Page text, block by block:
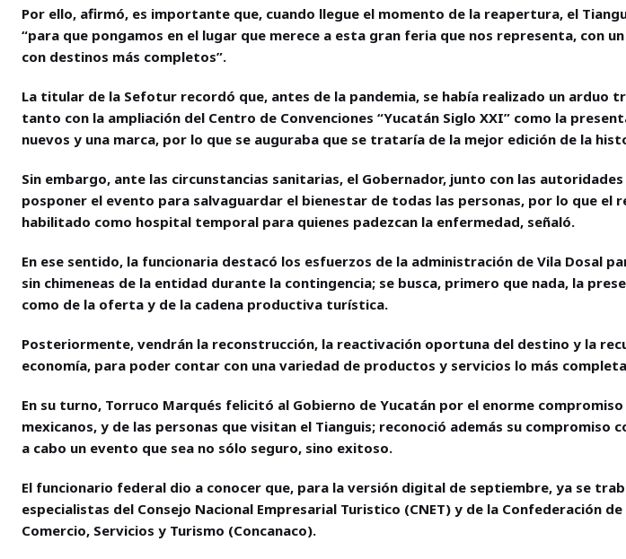
Por ello, afirmó, es importante que, cuando llegue el momento de la reapertura, el
“para que pongamos en el lugar que merece a esta gran feria que nos representa, con
con destinos más completos”.
La titular de la Sefotur recordó que, antes de la pandemia, se había realizado un arduo
tanto con la ampliación del Centro de Convenciones “Yucatán Siglo XXI” como la
nuevos y una marca, por lo que se auguraba que se trataría de la mejor edición de la
Sin embargo, ante las circunstancias sanitarias, el Gobernador, junto con las
posponer el evento para salvaguardar el bienestar de todas las personas, por lo que el
habilitado como hospital temporal para quienes padezcan la enfermedad, señaló.
En ese sentido, la funcionaria destacó los esfuerzos de la administración de Vila Dosal
sin chimeneas de la entidad durante la contingencia; se busca, primero que nada, la
como de la oferta y de la cadena productiva turística.
Posteriormente, vendrán la reconstrucción, la reactivación oportuna del destino y la
economía, para poder contar con una variedad de productos y servicios lo más
En su turno, Torruco Marqués felicitó al Gobierno de Yucatán por el enorme compromiso
mexicanos, y de las personas que visitan el Tianguis; reconoció además su compromiso
a cabo un evento que sea no sólo seguro, sino exitoso.
El funcionario federal dio a conocer que, para la versión digital de septiembre, ya se
especialistas del Consejo Nacional Empresarial Turistico (CNET) y de la Confederación
Comercio, Servicios y Turismo (Concanaco).